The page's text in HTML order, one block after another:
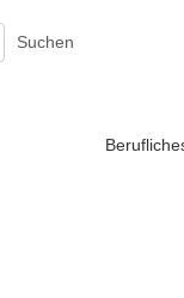
Suchen